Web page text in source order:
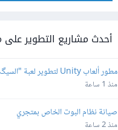
أحدث مشاريع التطوير
الذكية
منذ 1 ساعة
صيانة نظام البوت الخاص بمتجري
منذ 2 ساعة